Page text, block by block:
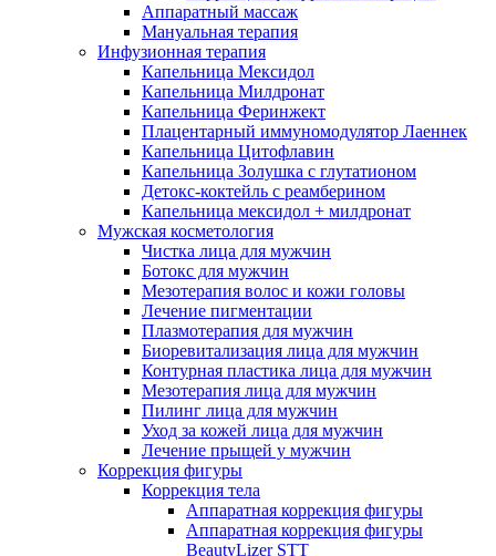
Аппаратный массаж
Мануальная терапия
Инфузионная терапия
Капельница Мексидол
Капельница Милдронат
Капельница Феринжект
Плацентарный иммуномодулятор Лаеннек
Капельница Цитофлавин
Капельница Золушка с глутатионом
Детокс-коктейль с реамберином
Капельница мексидол + милдронат
Мужская косметология
Чистка лица для мужчин
Ботокс для мужчин
Мезотерапия волос и кожи головы
Лечение пигментации
Плазмотерапия для мужчин
Биоревитализация лица для мужчин
Контурная пластика лица для мужчин
Мезотерапия лица для мужчин
Пилинг лица для мужчин
Уход за кожей лица для мужчин
Лечение прыщей у мужчин
Коррекция фигуры
Коррекция тела
Аппаратная коррекция фигуры
Аппаратная коррекция фигуры
BeautyLizer STT